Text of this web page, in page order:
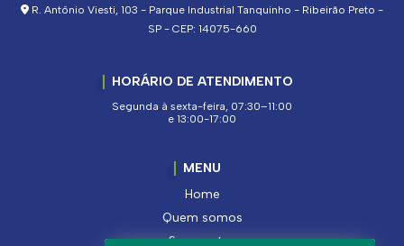
R. Antônio Viesti, 103 - Parque Industrial Tanquinho - Ribeirão Preto -
SP - CEP: 14075-660
HORÁRIO DE ATENDIMENTO
Segunda à sexta-feira, 07:30–11:00
e 13:00-17:00
MENU
Home
Quem somos
Segmentos